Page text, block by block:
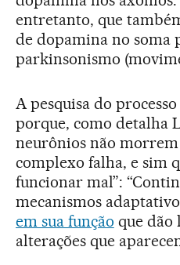
entretanto, que
de dopamina no soma
parkinsonismo
A pesquisa do
porque, como detalha
neurônios não morrem
complexo falha, e sim
funcionar mal”:
mecanismos
em sua função que dão
alterações que